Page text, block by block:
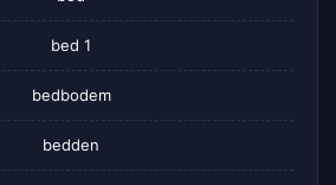
bed 1
bedbodem
bedden